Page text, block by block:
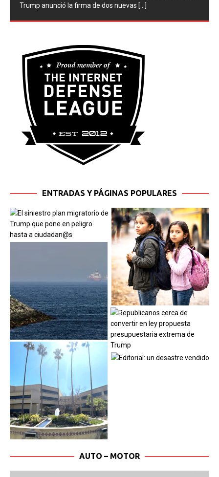
Trump anunció la firma de dos nuevas [...]
ENTRADAS Y PÁGINAS POPULARES
AUTO – MOTOR